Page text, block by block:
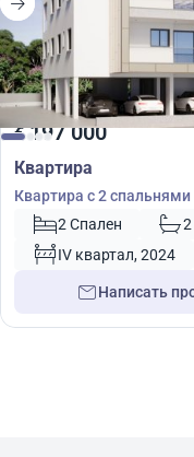
€197 000
Квартира
Квартира с 2
2 Спален
IV квартал, 2024
Написать